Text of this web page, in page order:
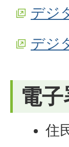
デジ
デジ
電
住